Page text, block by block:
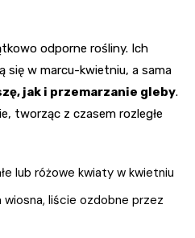
odporne rośliny. Ich
się w marcu-kwietniu, a sama
jak i przemarzanie gleby.
tworząc z czasem rozległe
lub różowe kwiaty w kwietniu
liście ozdobne przez